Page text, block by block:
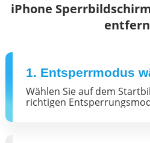
iPhone
1. Entsperrmodus
Wählen Sie auf dem
richtigen